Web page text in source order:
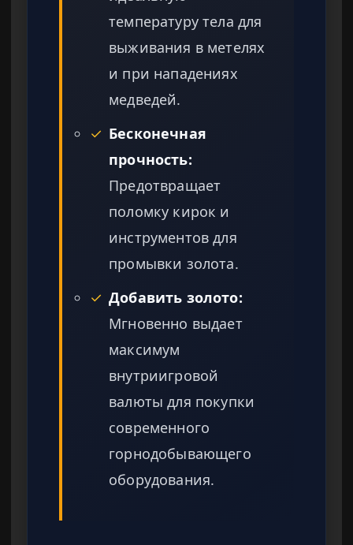
температуру тела для
выживания в метелях
и при нападениях
медведей.
✓ Бесконечная
прочность:
Предотвращает
поломку кирок и
инструментов для
промывки золота.
✓ Добавить золото:
Мгновенно выдает
максимум
внутриигровой
валюты для покупки
современного
горнодобывающего
оборудования.